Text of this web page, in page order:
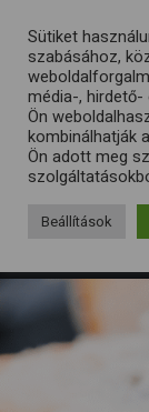
Sütiket
szabásához,
média-,
Ön
kombinálhatják
Ön adott meg
Beállítások